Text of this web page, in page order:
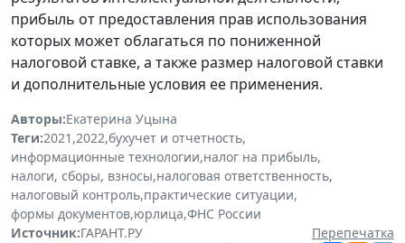
прибыль от предоставления прав использования
которых может облагаться по пониженной
налоговой ставке, а также размер налоговой ставки
и дополнительные условия ее применения.
Авторы:Екатерина Уцына
Теги:2021 ,2022,бухучет и отчетность,
информационные технологии,налог на прибыль,
налоги, сборы, взносы,налоговая ответственность,
налоговый контроль,практические ситуации,
формы документов,юрлица,ФНС России
Источник:ГАРАНТ.РУ
Перепечатка